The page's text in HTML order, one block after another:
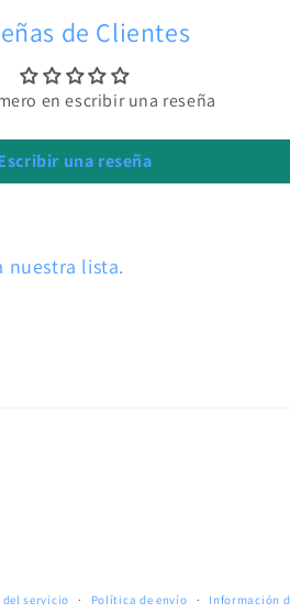
de Clientes
en escribir una reseña
una reseña
nuestra lista.
del servicio Política de envío Información